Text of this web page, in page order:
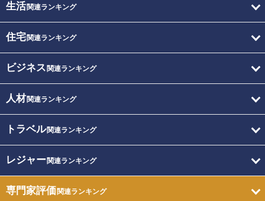
生活関連ランキング
住宅関連ランキング
ビジネス 関連ランキング
人材関連ランキング
トラベル関連ランキング
レジャー関連ランキング
専門家評価関連ランキング